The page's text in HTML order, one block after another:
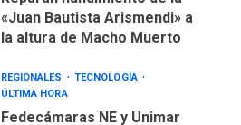
«Juan Bautista Arismendi» a
la altura de Macho Muerto
REGIONALES
TECNOLOGÍA
ÚLTIMA HORA
Fedecámaras NE y Unimar